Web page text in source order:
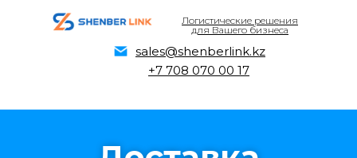
Логистические решения
для Вашего бизнеса
sales@shenberlink.kz
+7 708 070 00 17